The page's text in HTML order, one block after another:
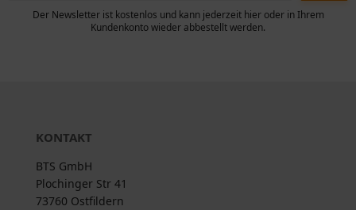
Der Newsletter ist kostenlos und kann jederzeit hier oder in Ihrem
Kundenkonto wieder abbestellt werden.
KONTAKT
BTS GmbH
Plochinger Str 41
73760 Ostfildern